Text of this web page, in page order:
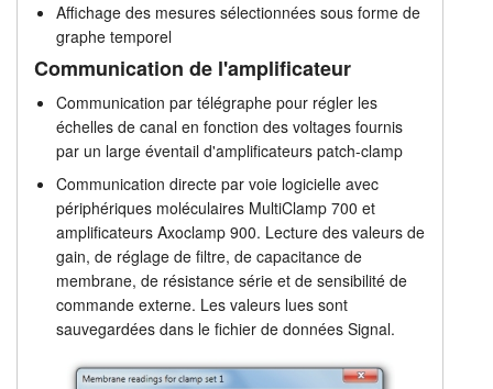
Affichage des mesures sélectionnées sous forme de
graphe temporel
Communication de l'amplificateur
Communication par télégraphe pour régler les
échelles de canal en fonction des voltages fournis
par un large éventail d'amplificateurs patch-clamp
Communication directe par voie logicielle avec
périphériques moléculaires MultiClamp 700 et
amplificateurs Axoclamp 900. Lecture des valeurs de
gain, de réglage de filtre, de capacitance de
membrane, de résistance série et de sensibilité de
commande externe. Les valeurs lues sont
sauvegardées dans le fichier de données Signal.